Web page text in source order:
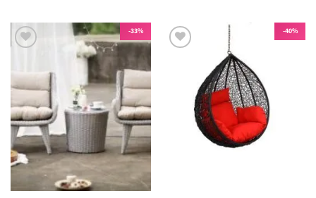
יש
מספר
סוגים.
ניתן
לבחור
את
האפשרויות
בעמוד
המוצר
יש
מספר
סוגים.
לבחור
את
האפשרויות
בעמוד
המוצר
40%-
33%-
המשאלות